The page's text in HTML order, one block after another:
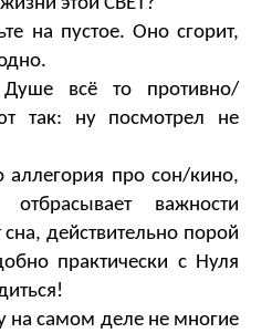
на пустое. Оно сгорит,
всё то противно/
так: ну посмотрел не
про сон/кино,
важности
действительно порой
практически с Нуля
на самом деле не многие